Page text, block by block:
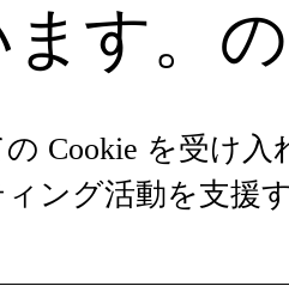
ます。
の Cookie を受け
ィング活動を支援